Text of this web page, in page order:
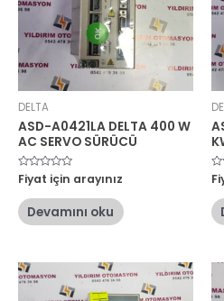
DELTA
ASD-A0421LA DELTA 400 W
AC SERVO SÜRÜCÜ
5
üzerinden
oy
aldı
Fiyat için arayınız
Devamını oku
5
oy